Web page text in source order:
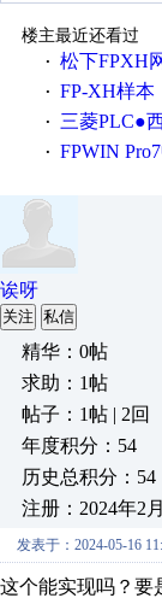
楼主最近还看过
· 松下FPXH
· FP-XH样本
· 三菱PLC●西门子PLC|
· FPWIN Pro7中
诶呀
关注 私信
精华：0帖
求助：1帖
帖子：1帖 | 2回
年度积分：54
历史总积分：54
注册：2024年2
发表于：2024-05-16
这个能实现吗？要